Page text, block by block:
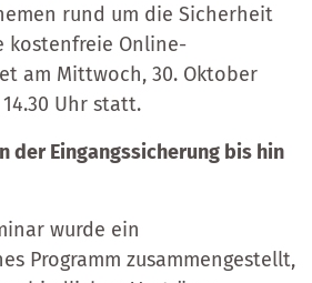
rund um die Sicherheit
kostenfreie Online-
am Mittwoch, 30. Oktober
Uhr statt.
der Eingangssicherung bis hin
wurde ein
Programm zusammengestellt,